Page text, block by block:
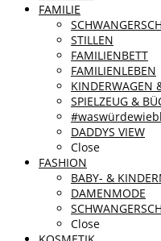
FAMILIE
STILLEN
FAMILIENBETT
FAMILIENLEBEN
KINDERWAGEN
SPIELZEUG &
DADDYS VIEW
Close
FASHION
BABY- &
DAMENMODE
Close